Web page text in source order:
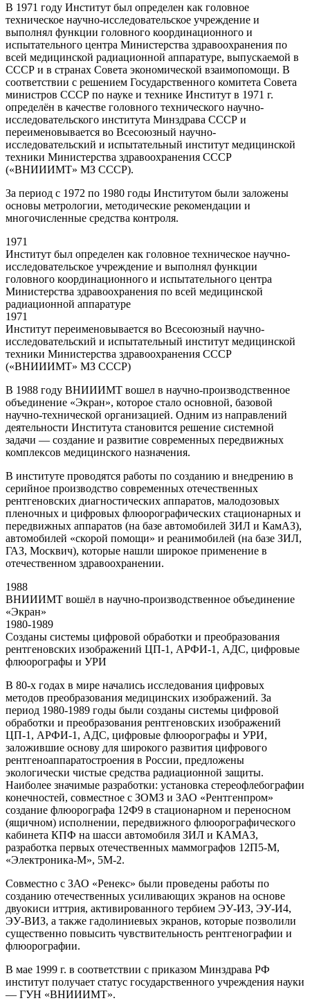
В 1971 году Институт был определен как головное
техническое научно-исследовательское учреждение и
выполнял функции головного координационного и
испытательного центра Министерства здравоохранения по
всей медицинской радиационной аппаратуре, выпускаемой в
СССР и в странах Совета экономической взаимопомощи. В
соответствии с решением Государственного комитета Совета
министров СССР по науке и технике Институт в 1971 г.
определён в качестве головного технического научно-
исследовательского института Минздрава СССР и
переименовывается во Всесоюзный научно-
исследовательский и испытательный институт медицинской
техники Министерства здравоохранения СССР
(«ВНИИИМТ» МЗ СССР).
За период с 1972 по 1980 годы Институтом были заложены
основы метрологии, методические рекомендации и
многочисленные средства контроля.
1971
Институт был определен как головное техническое научно-
исследовательское учреждение и выполнял функции
головного координационного и испытательного центра
Министерства здравоохранения по всей медицинской
радиационной аппаратуре
1971
Институт переименовывается во Всесоюзный научно-
исследовательский и испытательный институт медицинской
техники Министерства здравоохранения СССР
(«ВНИИИМТ» МЗ СССР)
В 1988 году ВНИИИМТ вошел в научно-производственное
объединение «Экран», которое стало основной, базовой
научно-технической организацией. Одним из направлений
деятельности Института становится решение системной
задачи — создание и развитие современных передвижных
комплексов медицинского назначения.
В институте проводятся работы по созданию и внедрению в
серийное производство современных отечественных
рентгеновских диагностических аппаратов, малодозовых
пленочных и цифровых флюорографических стационарных и
передвижных аппаратов (на базе автомобилей ЗИЛ и КамАЗ),
автомобилей «скорой помощи» и реанимобилей (на базе ЗИЛ,
ГАЗ, Москвич), которые нашли широкое применение в
отечественном здравоохранении.
1988
ВНИИИМТ вошёл в научно-производственное объединение
«Экран»
1980-1989
Созданы системы цифровой обработки и преобразования
рентгеновских изображений ЦП-1, АРФИ-1, АДС, цифровые
флюорографы и УРИ
В 80-х годах в мире начались исследования цифровых
методов преобразования медицинских изображений. За
период 1980-1989 годы были созданы системы цифровой
обработки и преобразования рентгеновских изображений
ЦП-1, АРФИ-1, АДС, цифровые флюорографы и УРИ,
заложившие основу для широкого развития цифрового
рентгеноаппаратостроения в России, предложены
экологически чистые средства радиационной защиты.
Наиболее значимые разработки: установка стереофлебографии
конечностей, совместное с ЗОМЗ и ЗАО «Рентгенпром»
создание флюорографа 12Ф9 в стационарном и переносном
(ящичном) исполнении, передвижного флюорографического
кабинета КПФ на шасси автомобиля ЗИЛ и КАМАЗ,
разработка первых отечественных маммографов 12П5-М,
«Электроника-М», 5М-2.
Совместно с ЗАО «Ренекс» были проведены работы по
созданию отечественных усиливающих экранов на основе
двуокиси иттрия, активированного тербием ЭУ-ИЗ, ЭУ-И4,
ЭУ-ВИЗ, а также гадолиниевых экранов, которые позволили
существенно повысить чувствительность рентгенографии и
флюорографии.
В мае 1999 г. в соответствии с приказом Минздрава РФ
институт получает статус государственного учреждения науки
— ГУН «ВНИИИМТ».